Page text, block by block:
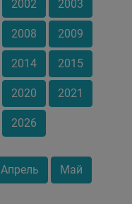
2002 2003
2008 2009
2014 2015
2020 2021
2026
Апрель Май